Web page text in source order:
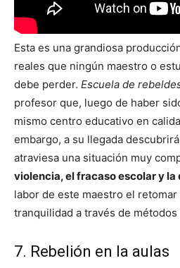
Esta es una grandiosa
reales que ningún maestro o
debe perder. Escuela de
profesor que, luego de haber
mismo centro educativo en
embargo, a su llegada
atraviesa una situación muy
violencia, el fracaso escolar y
labor de este maestro el
tranquilidad a través de
7. Rebelión en la aulas